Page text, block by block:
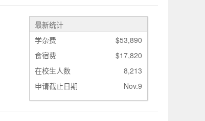
最新统计
学杂费
$53,890
食宿费
$17,820
在校生人数
8,213
申请截止日期
Nov.9